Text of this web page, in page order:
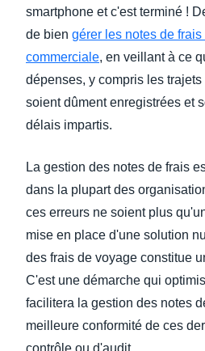
smartphone et c'est terminé !
de bien gérer les notes de
commerciale, en veillant à ce
dépenses, y compris les
soient dûment enregistrées et
délais impartis.
La gestion des notes de frais
dans la plupart des
ces erreurs ne soient plus
mise en place d'une solution
des frais de voyage constitue
C'est une démarche qui
facilitera la gestion des notes
meilleure conformité de ces
contrôle ou d'audit.